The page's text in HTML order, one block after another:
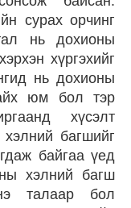
сурах орчинг
нь дохионы
хүргэхийг
нь дохионы
юм бол тэр
хүсэлт
багшийг
байгаа үед
хэлний багш
талаар бол